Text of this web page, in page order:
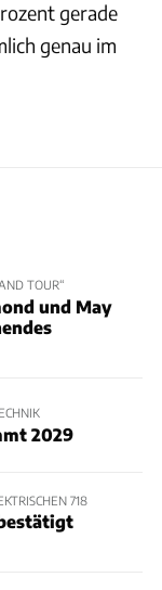
gerade
genau im
TOUR“
und May
2029
718